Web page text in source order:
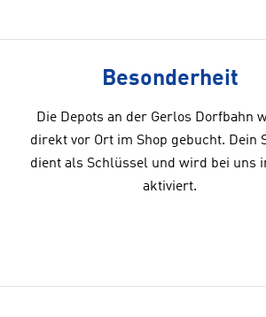
Besonderheit
Die Depots an der Gerlos Dorfbahn
direkt vor Ort im Shop gebucht. Dein
dient als Schlüssel und wird bei uns
aktiviert.